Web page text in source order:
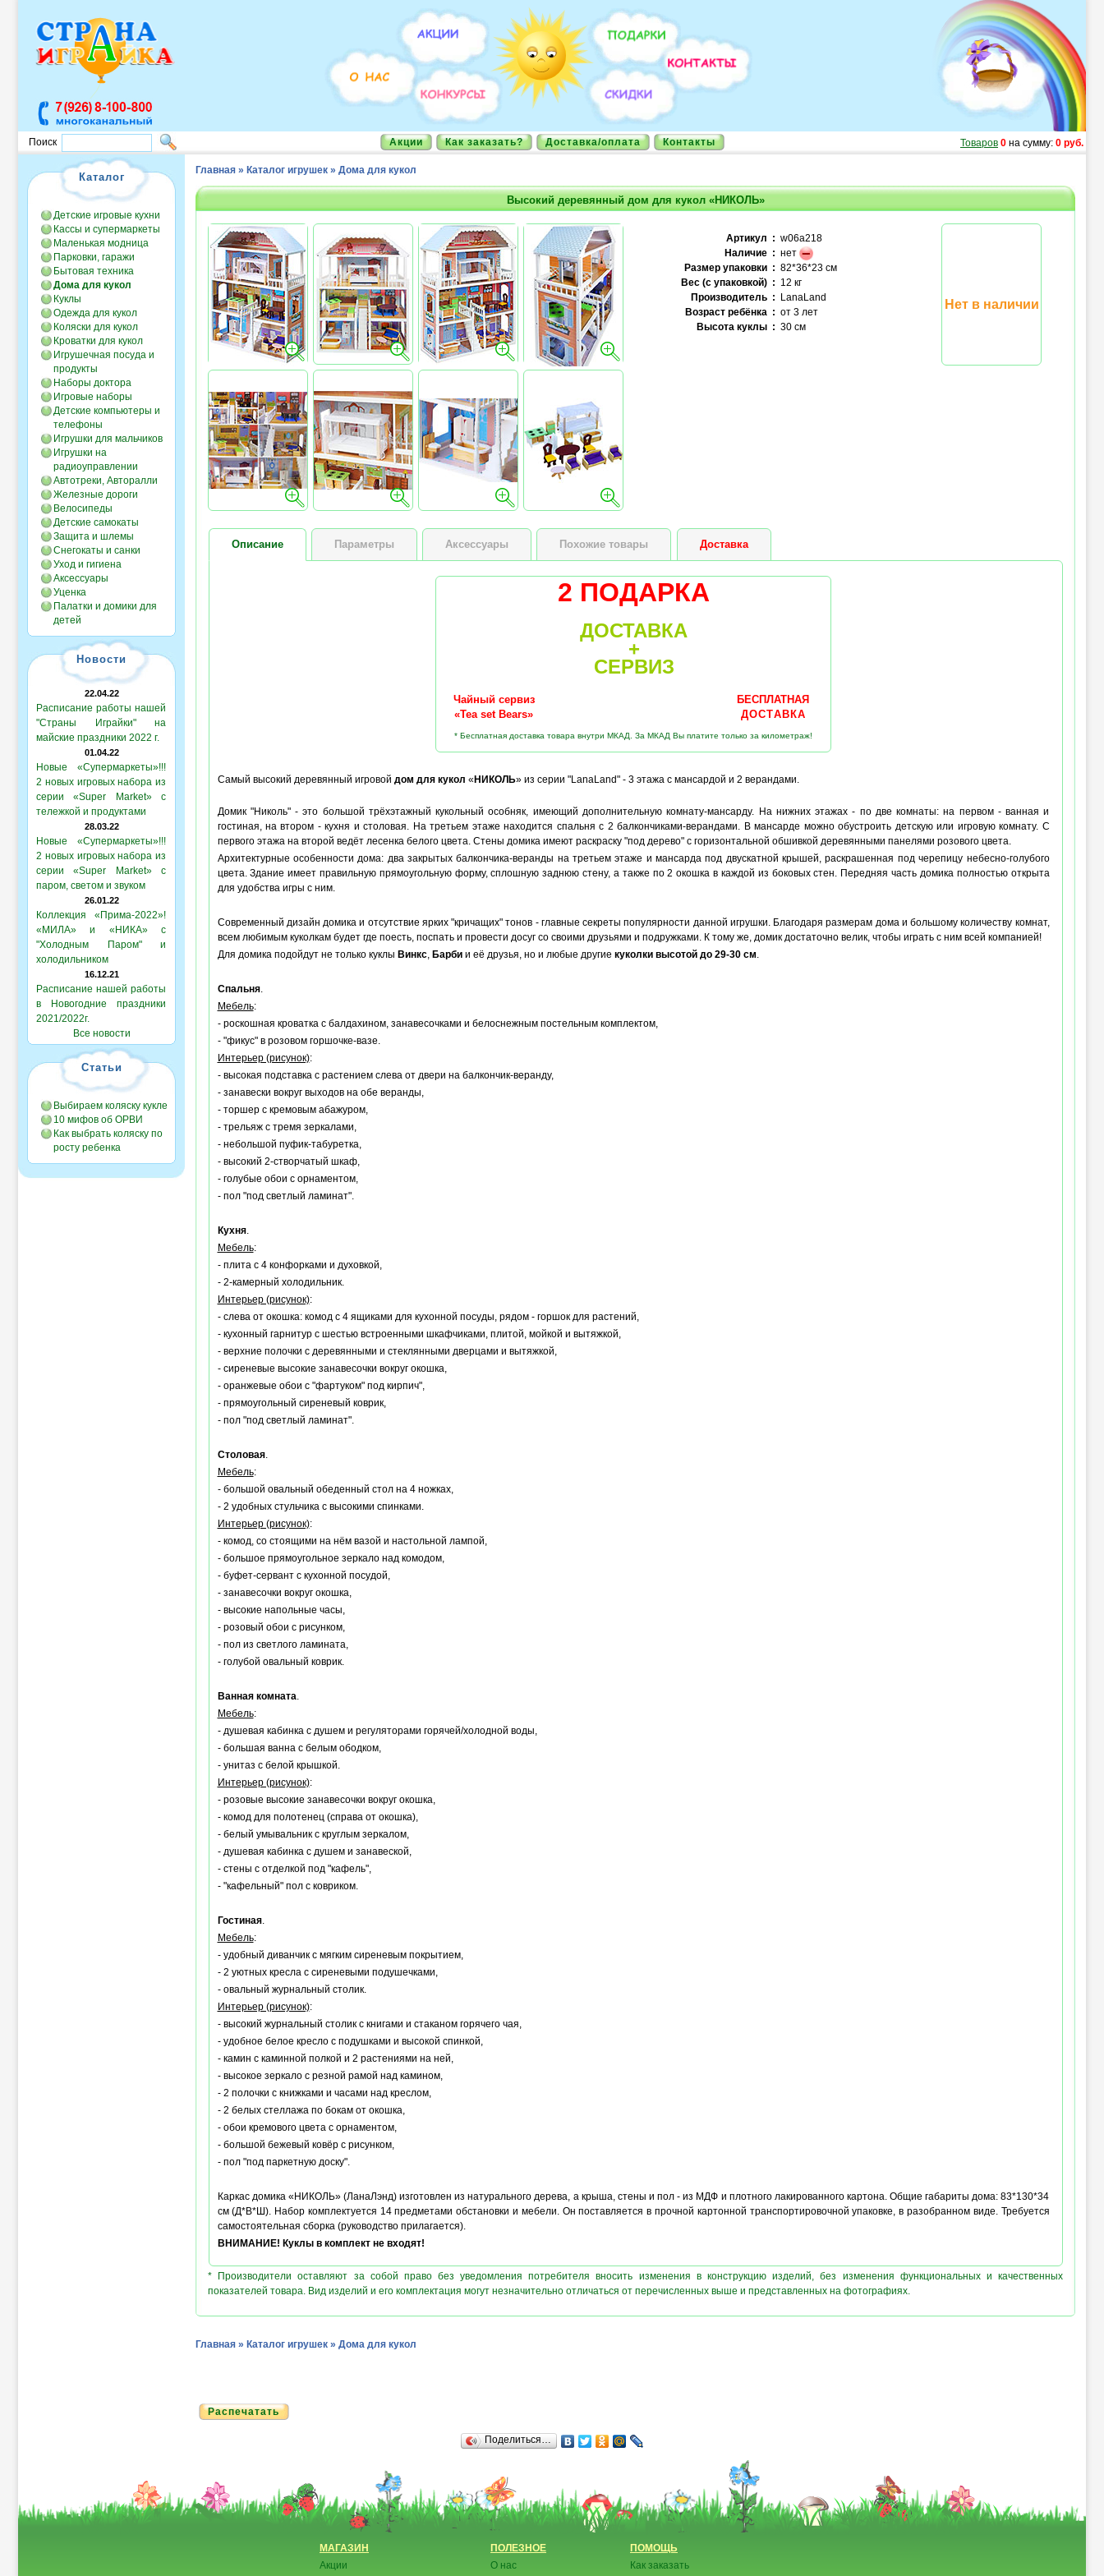
Поиск Акции Как заказать? Доставка/оплата Контакты Товаров 0 на сумму: 0 руб.
Каталог
Детские игровые кухни
Кассы и супермаркеты
Маленькая модница
Парковки, гаражи
Бытовая техника
Дома для кукол
Куклы
Одежда для кукол
Коляски для кукол
Кроватки для кукол
Игрушечная посуда и
продукты
Наборы доктора
Игровые наборы
Детские компьютеры и
телефоны
Игрушки для мальчиков
Игрушки на
радиоуправлении
Автотреки, Авторалли
Железные дороги
Велосипеды
Детские самокаты
Защита и шлемы
Снегокаты и санки
Уход и гигиена
Аксессуары
Уценка
Палатки и домики для
детей
Новости
22.04.22
Расписание работы нашей
"Страны Играйки" на
майские праздники 2022 г.
01.04.22
Новые «Супермаркеты»!!!
2 новых игровых набора из
серии «Super Market» с
тележкой и продуктами
28.03.22
Новые «Супермаркеты»!!!
2 новых игровых набора из
серии «Super Market» с
паром, светом и звуком
26.01.22
Коллекция «Прима-2022»!
«МИЛА» и «НИКА» с
"Холодным Паром" и
холодильником
16.12.21
Расписание нашей работы
в Новогодние праздники
2021/2022г.
Все новости
Статьи
Выбираем коляску кукле
10 мифов об ОРВИ
Как выбрать коляску по
росту ребенка
Главная » Каталог игрушек » Дома для кукол
Высокий деревянный дом для кукол «НИКОЛЬ»
Артикул : w06a218
Наличие : нет
Размер упаковки : 82*36*23 см
Вес (с упаковкой) : 12 кг
Производитель : LanaLand
Возраст ребёнка : от 3 лет
Высота куклы : 30 см
Нет в наличии
Описание Параметры Аксессуары Похожие товары Доставка
2 ПОДАРКА
ДОСТАВКА
+
СЕРВИЗ
Чайный сервиз
«Tea set Bears»
БЕСПЛАТНАЯ
Д О С Т А В К А
* Бесплатная доставка товара внутри МКАД. За МКАД Вы платите только за километраж!
Самый высокий деревянный игровой дом для кукол « НИКОЛЬ» из серии "LanaLand" - 3 этажа с мансардой и 2 верандами.
Домик "Николь" - это большой трёхэтажный кукольный особняк, имеющий дополнительную комнату-мансарду. На нижних этажах - по две комнаты: на первом - ванная и
гостиная, на втором - кухня и столовая. На третьем этаже находится спальня с 2 балкончиками-верандами. В мансарде можно обустроить детскую или игровую комнату. С
первого этажа на второй ведёт лесенка белого цвета. Стены домика имеют раскраску "под дерево" с горизонтальной обшивкой деревянными панелями розового цвета.
Архитектурные особенности дома: два закрытых балкончика-веранды на третьем этаже и мансарда под двускатной крышей, раскрашенная под черепицу небесно-голубого
цвета. Здание имеет правильную прямоугольную форму, сплошную заднюю стену, а также по 2 окошка в каждой из боковых стен. Передняя часть домика полностью открыта
для удобства игры с ним.
Современный дизайн домика и отсутствие ярких "кричащих" тонов - главные секреты популярности данной игрушки. Благодаря размерам дома и большому количеству комнат,
всем любимым куколкам будет где поесть, поспать и провести досуг со своими друзьями и подружками. К тому же, домик достаточно велик, чтобы играть с ним всей компанией!
Для домика подойдут не только куклы Винкс, Барби и её друзья, но и любые другие куколки высотой до 29-30 см.
Спальня.
Мебель:
- роскошная кроватка с балдахином, занавесочками и белоснежным постельным комплектом,
- "фикус" в розовом горшочке-вазе.
Интерьер (рисунок):
- высокая подставка с растением слева от двери на балкончик-веранду,
- занавески вокруг выходов на обе веранды,
- торшер с кремовым абажуром,
- трельяж с тремя зеркалами,
- небольшой пуфик-табуретка,
- высокий 2-створчатый шкаф,
- голубые обои с орнаментом,
- пол "под светлый ламинат".
Кухня.
Мебель:
- плита с 4 конфорками и духовкой,
- 2-камерный холодильник.
Интерьер (рисунок):
- слева от окошка: комод с 4 ящиками для кухонной посуды, рядом - горшок для растений,
- кухонный гарнитур с шестью встроенными шкафчиками, плитой, мойкой и вытяжкой,
- верхние полочки с деревянными и стеклянными дверцами и вытяжкой,
- сиреневые высокие занавесочки вокруг окошка,
- оранжевые обои с "фартуком" под кирпич",
- прямоугольный сиреневый коврик,
- пол "под светлый ламинат".
Столовая.
Мебель:
- большой овальный обеденный стол на 4 ножках,
- 2 удобных стульчика с высокими спинками.
Интерьер (рисунок):
- комод, со стоящими на нём вазой и настольной лампой,
- большое прямоугольное зеркало над комодом,
- буфет-сервант с кухонной посудой,
- занавесочки вокруг окошка,
- высокие напольные часы,
- розовый обои с рисунком,
- пол из светлого ламината,
- голубой овальный коврик.
Ванная комната.
Мебель:
- душевая кабинка с душем и регуляторами горячей/холодной воды,
- большая ванна с белым ободком,
- унитаз с белой крышкой.
Интерьер (рисунок):
- розовые высокие занавесочки вокруг окошка,
- комод для полотенец (справа от окошка),
- белый умывальник с круглым зеркалом,
- душевая кабинка с душем и занавеской,
- стены с отделкой под "кафель",
- "кафельный" пол с ковриком.
Гостиная.
Мебель:
- удобный диванчик с мягким сиреневым покрытием,
- 2 уютных кресла с сиреневыми подушечками,
- овальный журнальный столик.
Интерьер (рисунок):
- высокий журнальный столик с книгами и стаканом горячего чая,
- удобное белое кресло с подушками и высокой спинкой,
- камин с каминной полкой и 2 растениями на ней,
- высокое зеркало с резной рамой над камином,
- 2 полочки с книжками и часами над креслом,
- 2 белых стеллажа по бокам от окошка,
- обои кремового цвета с орнаментом,
- большой бежевый ковёр с рисунком,
- пол "под паркетную доску".
Каркас домика «НИКОЛЬ» (ЛанаЛэнд) изготовлен из натурального дерева, а крыша, стены и пол - из МДФ и плотного лакированного картона. Общие габариты дома: 83*130*34
см (Д*В*Ш). Набор комплектуется 14 предметами обстановки и мебели. Он поставляется в прочной картонной транспортировочной упаковке, в разобранном виде. Требуется
самостоятельная сборка (руководство прилагается).
ВНИМАНИЕ! Куклы в комплект не входят!
* Производители оставляют за собой право без уведомления потребителя вносить изменения в конструкцию изделий, без изменения функциональных и качественных
показателей товара. Вид изделий и его комплектация могут незначительно отличаться от перечисленных выше и представленных на фотографиях.
Главная » Каталог игрушек » Дома для кукол
Распечатать
Поделиться…
МАГАЗИН
Акции
ПОЛЕЗНОЕ
О нас
ПОМОЩЬ
Как заказать